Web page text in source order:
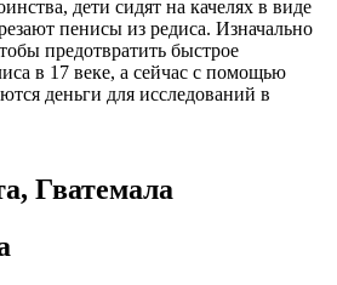
дети сидят на качелях в виде
пенисы из редиса. Изначально
предотвратить быстрое
в 17 веке, а сейчас с помощью
деньги для исследований в
Гватемала